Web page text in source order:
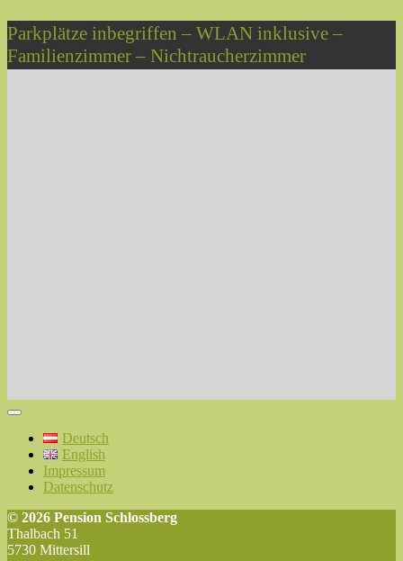
Parkplätze inbegriffen – WLAN inklusive –
Familienzimmer – Nichtraucherzimmer
Deutsch
English
Impressum
Datenschutz
© 2026 Pension Schlossberg
Thalbach 51
5730 Mittersill